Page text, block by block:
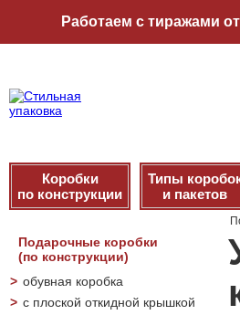
Работаем с тиражами
Коробки
по конструкции
Типы
и пакетов
Подарочные коробки
(по конструкции)
> обувная коробка
> с плоской откидной крышкой